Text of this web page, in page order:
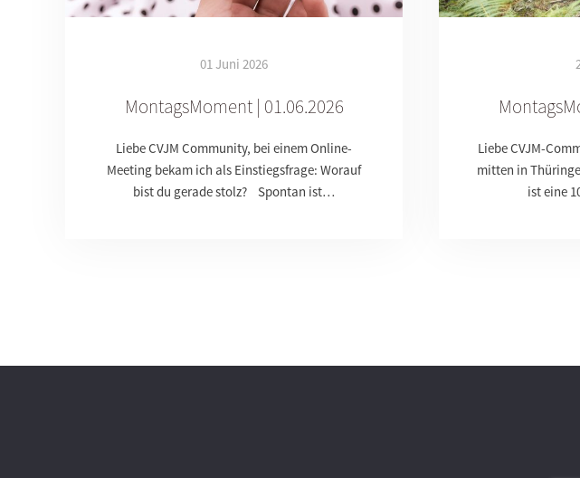
01 Juni 2026
MontagsMoment | 01.06.2026
Liebe CVJM Community, bei einem Online-
Meeting bekam ich als Einstiegsfrage: Worauf
bist du gerade stolz? Spontan ist…
Liebe CVJM-
mitten in
ist eine